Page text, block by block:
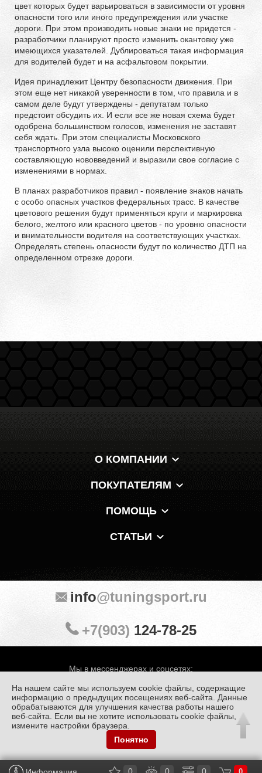
цвет которых будет варьироваться в зависимости от уровня
опасности того или иного предупреждения или участке
дороги. При этом производить новые знаки не придется -
разработчики планируют просто изменить окантовку уже
имеющихся указателей. Дублироваться такая информация
для водителей будет и на асфальтовом покрытии.
Идея принадлежит Центру безопасности движения. При
этом еще нет никакой уверенности в том, что правила и в
самом деле будут утверждены - депутатам только
предстоит обсудить их. И если все же новая схема будет
одобрена большинством голосов, изменения не заставят
себя ждать. При этом специалисты Московского
транспортного узла высоко оценили перспективную
составляющую нововведений и выразили свое согласие с
изменениями в нормах.
В планах разработчиков правил - появление знаков начать
с особо опасных участков федеральных трасс. В качестве
цветового решения будут применяться круги и маркировка
белого, желтого или красного цветов - по уровню опасности
и внимательности водителя на соответствующих участках.
Определять степень опасности будут по количество ДТП на
определенном отрезке дороги.
О КОМПАНИИ
ПОКУПАТЕЛЯМ
ПОМОЩЬ
СТАТЬИ
Мы в мессенджерах и соцсетях:
info@tuningsport.ru
+7(903) 124-78-25
© «Тюнинг Спорт» 1998 — 2026
Политика конфиденциальности
Обработка персональных данных
На нашем сайте мы используем cookie файлы, содержащие
информацию о предыдущих посещениях веб-сайта. Данные
обрабатываются для улучшения качества работы нашего
веб-сайта. Если вы не хотите использовать cookie файлы,
измените настройки браузера.
Понятно